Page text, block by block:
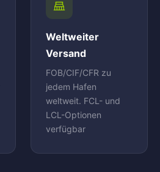
Weltweiter
Versand
FOB/CIF/CFR zu
jedem Hafen
weltweit. FCL- und
LCL-Optionen
verfügbar